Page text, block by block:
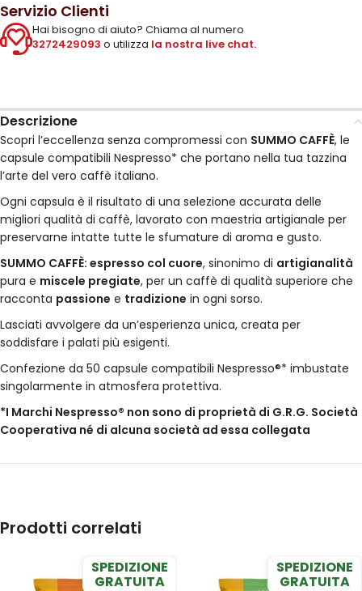
Servizio Clienti
Hai bisogno di aiuto? Chiama al numero
3272429093 o utilizza la nostra live chat.
Descrizione
Scopri l’eccellenza senza compromessi con SUMMO CAFFÈ, le
capsule compatibili Nespresso* che portano nella tua tazzina
l’arte del vero caffè italiano.
Ogni capsula è il risultato di una selezione accurata delle
migliori qualità di caffè, lavorato con maestria artigianale per
preservarne intatte tutte le sfumature di aroma e gusto.
SUMMO CAFFÈ: espresso col cuore, sinonimo di artigianalità
pura e miscele pregiate, per un caffè di qualità superiore che
racconta passione e tradizione in ogni sorso.
Lasciati avvolgere da un’esperienza unica, creata per
soddisfare i palati più esigenti.
Confezione da 50 capsule compatibili Nespresso®* imbustate
singolarmente in atmosfera protettiva.
*I Marchi Nespresso® non sono di proprietà di G.R.G. Società
Cooperativa né di alcuna società ad essa collegata
Prodotti correlati
SPEDIZIONE
GRATUITA
SPEDIZIONE
GRATUITA